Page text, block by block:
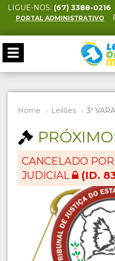
LIGUE-NOS: (67) 3388-0216
PORTAL ADMINISTRATIVO
Toggle
navigation
Home Leilões 3ª
CANCELADO
JUDICIAL
(ID.